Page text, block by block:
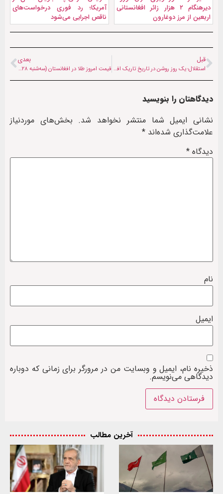
دیرهنگام ۲ هزار زائر افغانستانی
اربعین از مرز دوغارون
آمریکا؛ رد فوری درخواست‌های
ناقص اجرایی می‌شود
قبل
استقلال؛ یک روز روشن در تاریخ تاریک افغانستان
بعدی
قیمت امروز طلا در افغانستان (سه‌شنبه ۲۸ مردادماه ۱۴۰۴)
دیدگاهتان را بنویسید
نشانی ایمیل شما منتشر نخواهد شد. بخش‌های موردنیاز
علامت‌گذاری شده‌اند *
دیدگاه *
نام
ایمیل
ذخیره نام، ایمیل و وبسایت من در مرورگر برای زمانی که دوباره
دیدگاهی می‌نویسم.
آخرین مطالب